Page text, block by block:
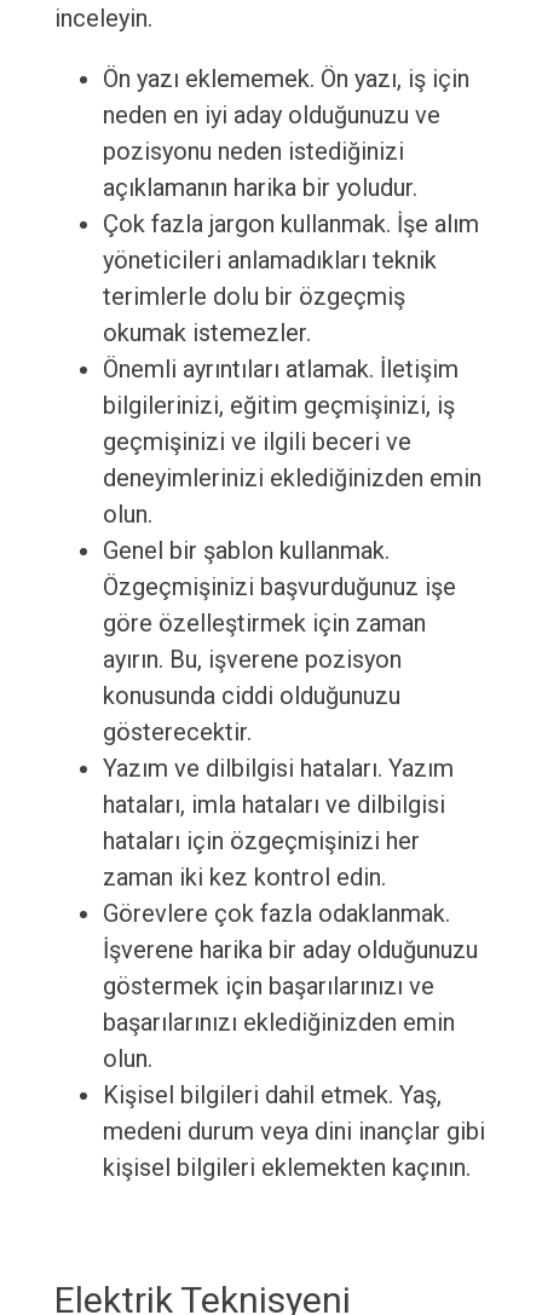
inceleyin.
Ön yazı eklememek. Ön yazı, iş için
neden en iyi aday olduğunuzu ve
pozisyonu neden istediğinizi
açıklamanın harika bir yoludur.
Çok fazla jargon kullanmak. İşe alım
yöneticileri anlamadıkları teknik
terimlerle dolu bir özgeçmiş
okumak istemezler.
Önemli ayrıntıları atlamak. İletişim
bilgilerinizi, eğitim geçmişinizi, iş
geçmişinizi ve ilgili beceri ve
deneyimlerinizi eklediğinizden emin
olun.
Genel bir şablon kullanmak.
Özgeçmişinizi başvurduğunuz işe
göre özelleştirmek için zaman
ayırın. Bu, işverene pozisyon
konusunda ciddi olduğunuzu
gösterecektir.
Yazım ve dilbilgisi hataları. Yazım
hataları, imla hataları ve dilbilgisi
hataları için özgeçmişinizi her
zaman iki kez kontrol edin.
Görevlere çok fazla odaklanmak.
İşverene harika bir aday olduğunuzu
göstermek için başarılarınızı ve
başarılarınızı eklediğinizden emin
olun.
Kişisel bilgileri dahil etmek. Yaş,
medeni durum veya dini inançlar gibi
kişisel bilgileri eklemekten kaçının.
Elektrik Teknisyeni